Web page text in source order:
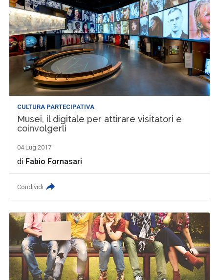
CULTURA PARTECIPATIVA
Musei, il digitale per attirare visitatori e
coinvolgerli
04 Lug 2017
di Fabio Fornasari
Condividi